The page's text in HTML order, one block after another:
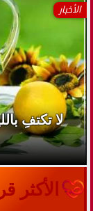
الأخبار
لا تكتفِ
الأكثر